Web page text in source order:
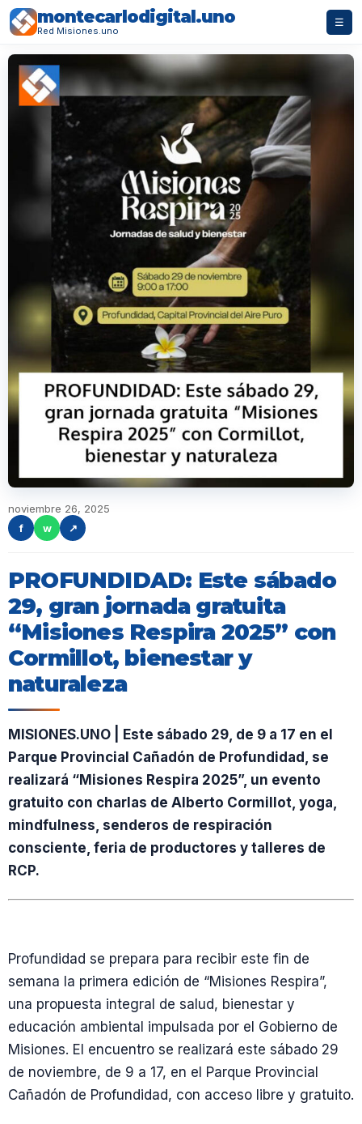
montecarlodigital.uno
Red Misiones.uno
☰
noviembre 26, 2025
f
w ↗
PROFUNDIDAD: Este sábado
29, gran jornada gratuita
“Misiones Respira 2025” con
Cormillot, bienestar y
naturaleza
MISIONES.UNO | Este sábado 29, de 9 a 17 en el
Parque Provincial Cañadón de Profundidad, se
realizará “Misiones Respira 2025”, un evento
gratuito con charlas de Alberto Cormillot, yoga,
mindfulness, senderos de respiración
consciente, feria de productores y talleres de
RCP.
Profundidad se prepara para recibir este fin de
semana la primera edición de “Misiones Respira”,
una propuesta integral de salud, bienestar y
educación ambiental impulsada por el Gobierno de
Misiones. El encuentro se realizará este sábado 29
de noviembre, de 9 a 17, en el Parque Provincial
Cañadón de Profundidad, con acceso libre y gratuito.